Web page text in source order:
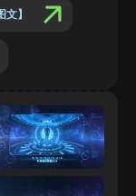
】